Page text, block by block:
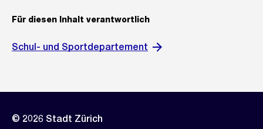
Für diesen Inhalt verantwortlich
Schul- und Sportdepartement
© 2026 Stadt Zürich